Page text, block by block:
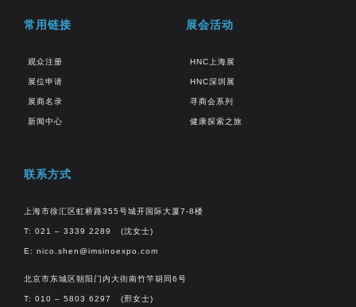
常用链接
观众注册
展位申请
展商名录
新闻中心
展会活动
HNC上海展
HNC深圳展
寻商会系列
健康探索之旅
联系方式
上海市徐汇区虹桥路355号城开国际大厦7-8楼
T: 021 – 3339 2289 (沈女士)
E: nico.shen@imsinoexpo.com
北京市东城区朝阳门内大街南竹竿胡同6号
T: 010 – 5803 6297 (邢女士)